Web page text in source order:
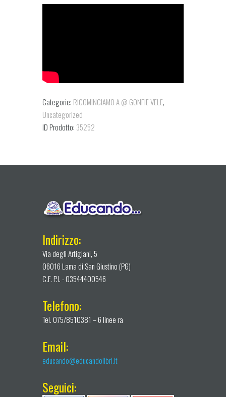
Categorie: RICOMINCIAMO A @ GONFIE VELE,
Uncategorized
ID Prodotto: 35252
Indirizzo:
Via degli Artigiani, 5
06016 Lama di San Giustino (PG)
C.F. P.I. - 03544400546
Telefono:
Tel. 075/8510381 – 6 linee ra
Email:
educando@educandolibri.it
Seguici: